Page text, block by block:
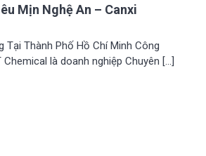
TUYỂN DỤNG
Mịn Nghệ An – Canxi
Tại Thành Phố Hồ Chí Minh Công
là doanh nghiệp Chuyên […]